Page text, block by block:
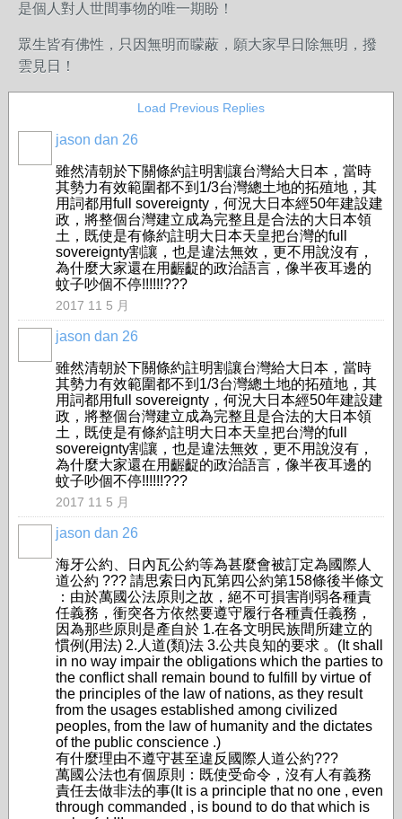
是個人對人世間事物的唯一期盼！
眾生皆有佛性，只因無明而矇蔽，願大家早日除無明，撥
雲見日！
Load Previous Replies
jason dan 26
雖然清朝於下關條約註明割讓台灣給大日本，當時
其勢力有效範圍都不到1/3台灣總土地的拓殖地，其
用詞都用full sovereignty，何況大日本經50年建設建
政，將整個台灣建立成為完整且是合法的大日本領
土，既使是有條約註明大日本天皇把台灣的full
sovereignty割讓，也是違法無效，更不用說沒有，
為什麼大家還在用齷齪的政治語言，像半夜耳邊的
蚊子吵個不停!!!!!!???
2017 11 5 月
jason dan 26
雖然清朝於下關條約註明割讓台灣給大日本，當時
其勢力有效範圍都不到1/3台灣總土地的拓殖地，其
用詞都用full sovereignty，何況大日本經50年建設建
政，將整個台灣建立成為完整且是合法的大日本領
土，既使是有條約註明大日本天皇把台灣的full
sovereignty割讓，也是違法無效，更不用說沒有，
為什麼大家還在用齷齪的政治語言，像半夜耳邊的
蚊子吵個不停!!!!!!???
2017 11 5 月
jason dan 26
海牙公約、日內瓦公約等為甚麼會被訂定為國際人
道公約 ??? 請思索日內瓦第四公約第158條後半條文
：由於萬國公法原則之故，絕不可損害削弱各種責
任義務，衝突各方依然要遵守履行各種責任義務，
因為那些原則是產自於 1.在各文明民族間所建立的
慣例(用法) 2.人道(類)法 3.公共良知的要求 。(It shall
in no way impair the obligations which the parties to
the conflict shall remain bound to fulfill by virtue of
the principles of the law of nations, as they result
from the usages established among civilized
peoples, from the law of humanity and the dictates
of the public conscience .)
有什麼理由不遵守甚至違反國際人道公約???
萬國公法也有個原則：既使受命令，沒有人有義務
責任去做非法的事(It is a principle that no one , even
through commanded , is bound to do that which is